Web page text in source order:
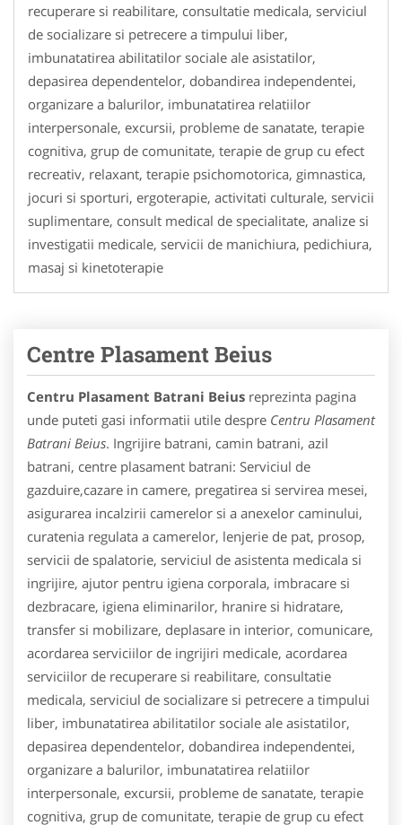
recuperare si reabilitare, consultatie medicala, serviciul
de socializare si petrecere a timpului liber,
imbunatatirea abilitatilor sociale ale asistatilor,
depasirea dependentelor, dobandirea independentei,
organizare a balurilor, imbunatatirea relatiilor
interpersonale, excursii, probleme de sanatate, terapie
cognitiva, grup de comunitate, terapie de grup cu efect
recreativ, relaxant, terapie psichomotorica, gimnastica,
jocuri si sporturi, ergoterapie, activitati culturale, servicii
suplimentare, consult medical de specialitate, analize si
investigatii medicale, servicii de manichiura, pedichiura,
masaj si kinetoterapie
Centre Plasament Beius
Centru Plasament Batrani Beius reprezinta pagina
unde puteti gasi informatii utile despre Centru Plasament
Batrani Beius. Ingrijire batrani, camin batrani, azil
batrani, centre plasament batrani: Serviciul de
gazduire,cazare in camere, pregatirea si servirea mesei,
asigurarea incalzirii camerelor si a anexelor caminului,
curatenia regulata a camerelor, lenjerie de pat, prosop,
servicii de spalatorie, serviciul de asistenta medicala si
ingrijire, ajutor pentru igiena corporala, imbracare si
dezbracare, igiena eliminarilor, hranire si hidratare,
transfer si mobilizare, deplasare in interior, comunicare,
acordarea serviciilor de ingrijiri medicale, acordarea
serviciilor de recuperare si reabilitare, consultatie
medicala, serviciul de socializare si petrecere a timpului
liber, imbunatatirea abilitatilor sociale ale asistatilor,
depasirea dependentelor, dobandirea independentei,
organizare a balurilor, imbunatatirea relatiilor
interpersonale, excursii, probleme de sanatate, terapie
cognitiva, grup de comunitate, terapie de grup cu efect